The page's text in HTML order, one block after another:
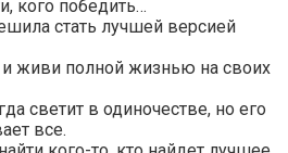
кого победить…
стать лучшей версией
живи полной жизнью на своих
светит в одиночестве, но его
все.